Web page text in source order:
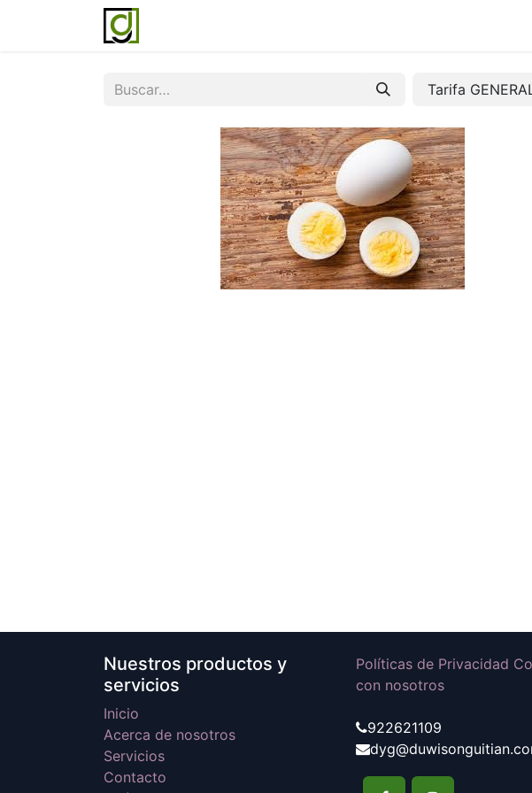
Tarifa
Nuestros productos y
servicios
Inicio
Acerca de nosotros
Servicios
Contacto
Políticas de Privacidad
con nosotros
922621109